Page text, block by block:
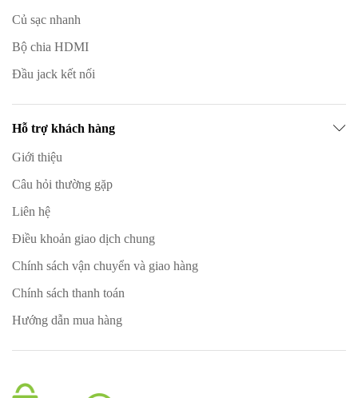
Củ sạc nhanh
Bộ chia HDMI
Đầu jack kết nối
Hỗ trợ khách hàng
Giới thiệu
Câu hỏi thường gặp
Liên hệ
Điều khoản giao dịch chung
Chính sách vận chuyển và giao hàng
Chính sách thanh toán
Hướng dẫn mua hàng